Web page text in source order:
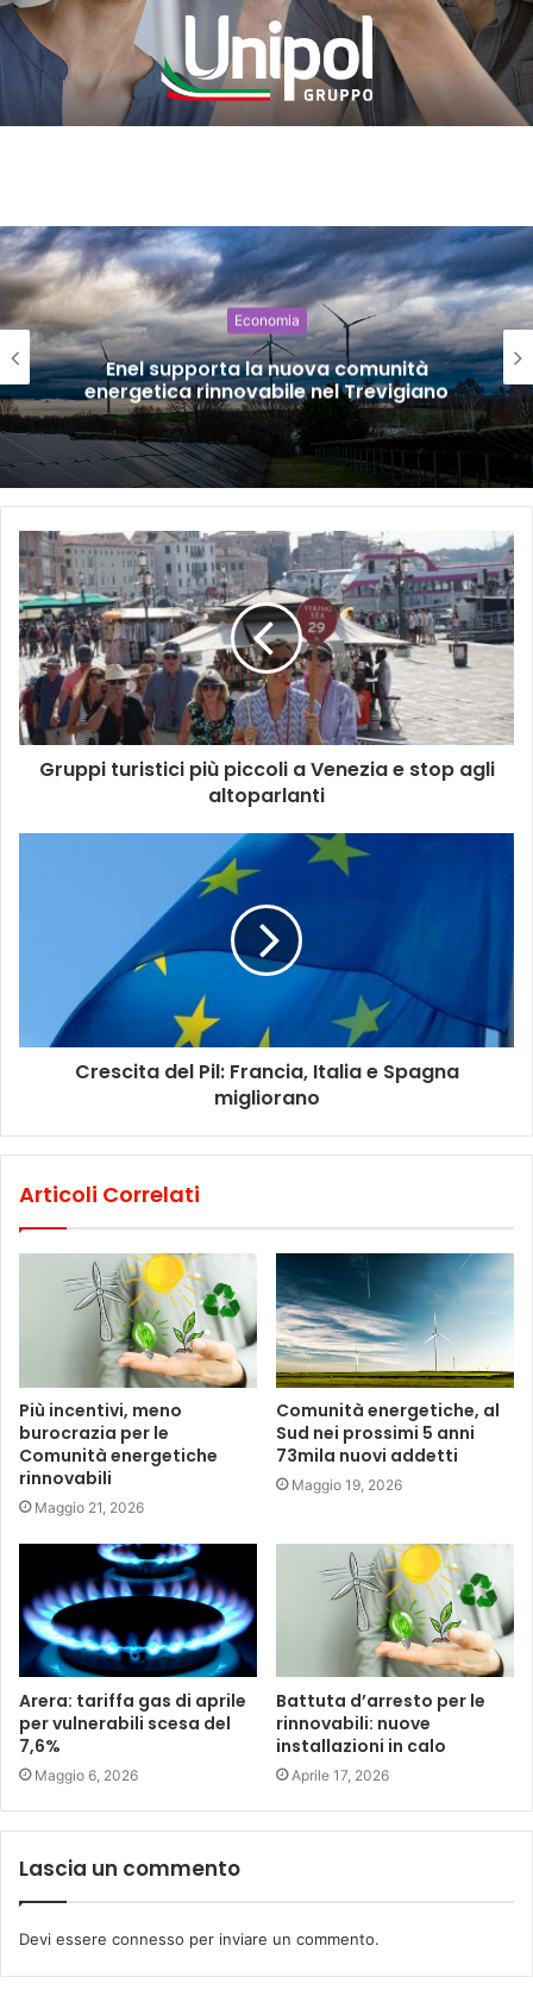
Economia
Enel supporta la nuova comunità
energetica rinnovabile nel Trevigiano
Gruppi turistici più piccoli a Venezia e stop agli
altoparlanti
Crescita del Pil: Francia, Italia e Spagna
migliorano
Articoli Correlati
Più incentivi, meno
burocrazia per le
Comunità energetiche
rinnovabili
Maggio 21, 2026
Comunità energetiche, al
Sud nei prossimi 5 anni
73mila nuovi addetti
Maggio 19, 2026
Arera: tariffa gas di aprile
per vulnerabili scesa del
7,6%
Maggio 6, 2026
Battuta d’arresto per le
rinnovabili: nuove
installazioni in calo
Aprile 17, 2026
Lascia un commento
Devi essere connesso per inviare un commento.